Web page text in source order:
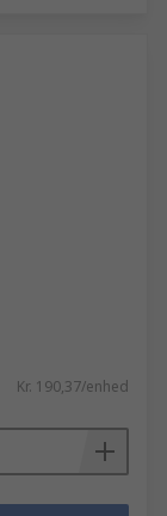
Kr. 190,37/enhed